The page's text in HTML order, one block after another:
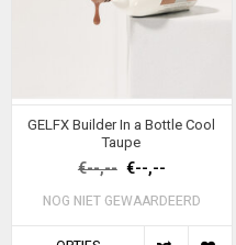
GELFX Builder In a Bottle Cool
Taupe
€--,-- €--,--
NOG NIET GEWAARDEERD